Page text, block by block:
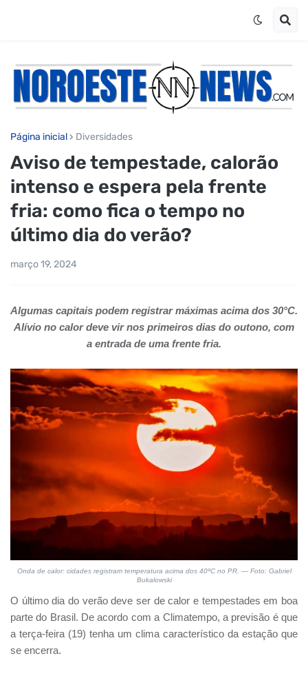
Página inicial Diversidades
Aviso de tempestade, calorão
intenso e espera pela frente
fria: como fica o tempo no
último dia do verão?
março 19, 2024
Algumas capitais podem registrar máximas acima dos 30°C.
Alívio no calor deve vir nos primeiros dias do outono, com
a entrada de uma frente fria.
Onda de calor: cidades registram temperatura acima dos 40ºC no PR. — Foto: Gabriel
Bukalowski
O último dia do verão deve ser de calor e tempestades em boa
parte do Brasil. De acordo com a Climatempo, a previsão é que
a terça-feira (19) tenha um clima característico da estação que
se encerra.